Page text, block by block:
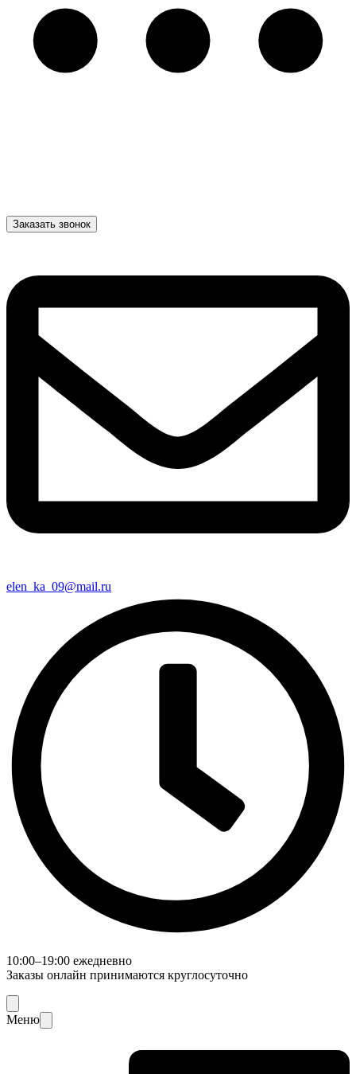
Заказать звонок
elen_ka_09@mail.ru
10:00–19:00 ежедневно
Заказы онлайн принимаются круглосуточно
Меню